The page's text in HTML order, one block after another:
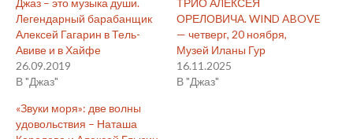
Джаз – это музыка души.
Легендарный барабанщик
Алексей Гагарин в Тель-
Авиве и в Хайфе
26.09.2019
В "Джаз"
ТРИО АЛЕКСЕЯ
ОРЕЛОВИЧА. WIND ABOVE
— четверг, 20 ноября,
Музей Иланы Гур
16.11.2025
В "Джаз"
«Звуки моря»: две волны
удовольствия – Наташа